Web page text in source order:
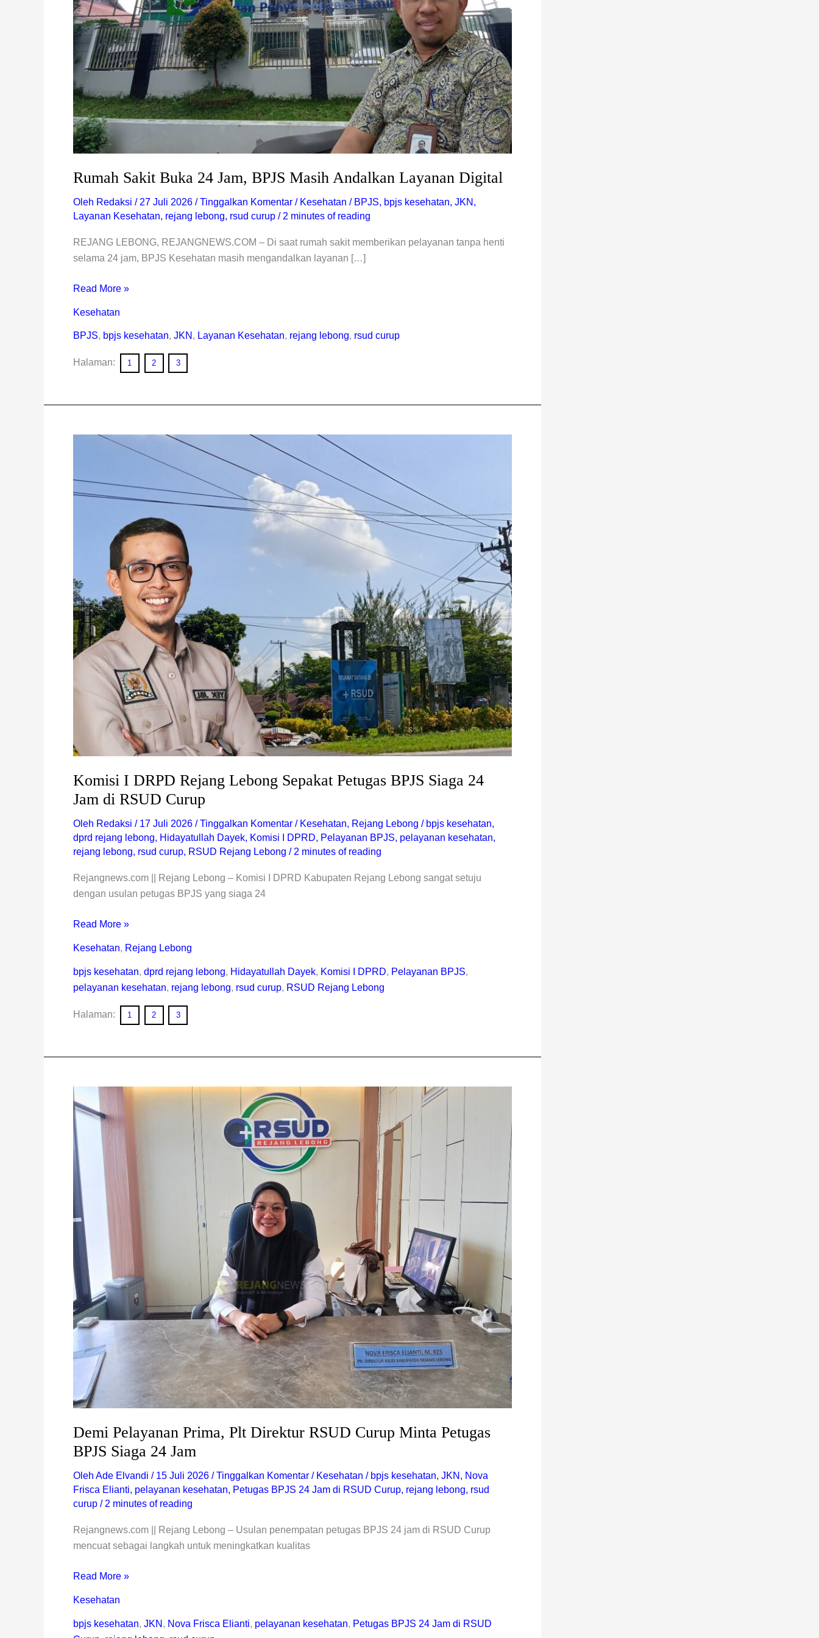
Rumah Sakit Buka 24 Jam, BPJS Masih Andalkan Layanan Digital
Oleh Redaksi / 27 Juli 2026 /Tinggalkan Komentar / Kesehatan / BPJS, bpjs kesehatan, JKN ,
Layanan Kesehatan, rejang lebong, rsud curup / 2 minutes of reading
REJANG LEBONG, REJANGNEWS.COM – Di saat rumah sakit memberikan pelayanan tanpa henti
selama 24 jam, BPJS Kesehatan masih mengandalkan layanan […]
Read More »
Kesehatan
BPJS, bpjs kesehatan, JKN , Layanan Kesehatan, rejang lebong, rsud curup
Halaman: 1 2 3
Komisi I DRPD Rejang Lebong Sepakat Petugas BPJS Siaga 24
Jam di RSUD Curup
Oleh Redaksi / 17 Juli 2026 /Tinggalkan Komentar / Kesehatan, Rejang Lebong / bpjs kesehatan,
dprd rejang lebong, Hidayatullah Dayek, Komisi I DPRD, Pelayanan BPJS, pelayanan kesehatan,
rejang lebong, rsud curup, RSUD Rejang Lebong / 2 minutes of reading
Rejangnews.com || Rejang Lebong – Komisi I DPRD Kabupaten Rejang Lebong sangat setuju
dengan usulan petugas BPJS yang siaga 24
Siaga 24
Jam
di
RSUD
Curup
Read More »
Kesehatan, Rejang Lebong
bpjs kesehatan, dprd rejang lebong, Hidayatullah Dayek, Komisi I DPRD, Pelayanan BPJS,
pelayanan kesehatan, rejang lebong, rsud curup, RSUD Rejang Lebong
Halaman: 1 2 3
Demi Pelayanan Prima, Plt Direktur RSUD Curup Minta Petugas
BPJS Siaga 24 Jam
Oleh Ade Elvandi / 15 Juli 2026 /Tinggalkan Komentar / Kesehatan / bpjs kesehatan, JKN , Nova
Frisca Elianti, pelayanan kesehatan, Petugas BPJS 24 Jam di RSUD Curup, rejang lebong, rsud
curup / 2 minutes of reading
Rejangnews.com || Rejang Lebong – Usulan penempatan petugas BPJS 24 jam di RSUD Curup
mencuat sebagai langkah untuk meningkatkan kualitas
Demi
Pelayanan
Prima,
Plt
Direktur
RSUD
Curup
Minta
Petugas
BPJS
Siaga
24
Jam
Read More »
Kesehatan
bpjs kesehatan, JKN , Nova Frisca Elianti, pelayanan kesehatan, Petugas BPJS 24 Jam di RSUD